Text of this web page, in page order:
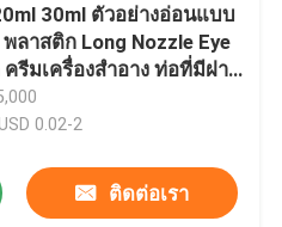
30ml ตัวอย่างอ่อนแบบ
ลาสติก Long Nozzle Eye
ครีมเครื่องสําอาง ท่อที่มีฝา
0.02-2
ติดต่อเรา